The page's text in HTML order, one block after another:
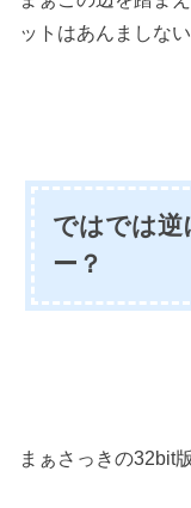
ットはあんましな
ではでは
ー？
まぁさっきの32bit